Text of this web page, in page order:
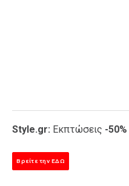
Style.gr: Εκπτώσεις -50%
Βρείτε την ΕΔΩ